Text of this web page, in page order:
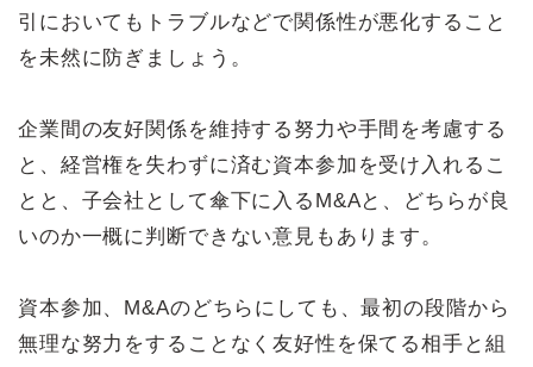
引においてもトラブルなどで関係性が悪化すること
を未然に防ぎましょう。
企業間の友好関係を維持する努力や手間を考慮する
と、経営権を失わずに済む資本参加を受け入れるこ
とと、子会社として傘下に入るM&Aと、どちらが良
いのか一概に判断できない意見もあります。
資本参加、M&Aのどちらにしても、最初の段階から
無理な努力をすることなく友好性を保てる相手と組